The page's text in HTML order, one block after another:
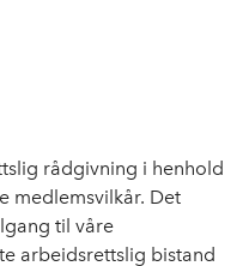
rådgivning i henhold
medlemsvilkår. Det
til våre
arbeidsrettslig bistand